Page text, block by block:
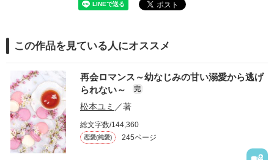
この作品を見ている人にオススメ
再会ロマンス～幼なじみの甘い溺愛から逃げ
られない～
完
松本ユミ ／著
総文字数/144,360
恋愛(純愛) 245ページ